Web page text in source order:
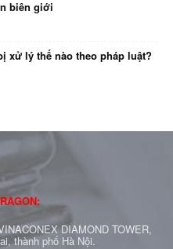
biên giới
xử lý thế nào theo pháp luật?
DIAMOND TOWER,
thành phố Hà Nội.